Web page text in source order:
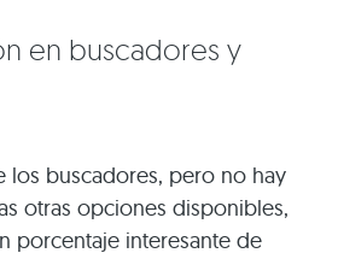
en buscadores y
los buscadores, pero no hay
otras opciones disponibles,
porcentaje interesante de